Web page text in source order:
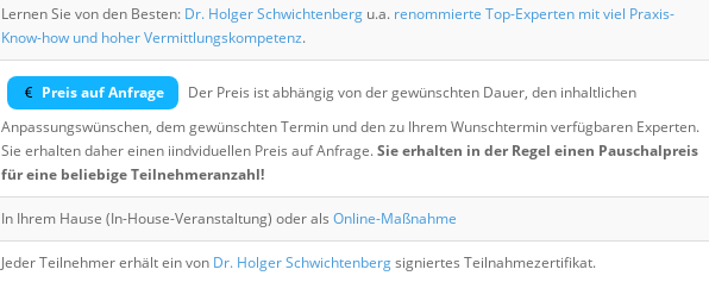
Lernen Sie von den Besten: Dr. Holger Schwichtenberg u.a. renommierte Top-Experten mit viel Praxis-
Know-how und hoher Vermittlungskompetenz.
Preis auf Anfrage
Der Preis ist abhängig von der gewünschten Dauer, den inhaltlichen
Anpassungswünschen, dem gewünschten Termin und den zu Ihrem Wunschtermin verfügbaren Experten.
Sie erhalten daher einen iindviduellen Preis auf Anfrage.Sie erhalten in der Regel einen Pauschalpreis
für eine beliebige Teilnehmeranzahl!
In Ihrem Hause (In-House-Veranstaltung) oder als Online-Maßnahme
Jeder Teilnehmer erhält ein von Dr. Holger Schwichtenbergsigniertes Teilnahmezertifikat.